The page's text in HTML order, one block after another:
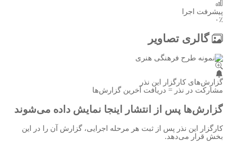
پیشرفت اجرا
۰٪
گالری تصاویر
گزارش‌های کارگزار این نذر
مشارکت در نذر = دریافت آخرین گزارش‌ها
گزارش‌ها پس از انتشار اینجا نمایش داده می‌شوند
کارگزار این نذر پس از ثبت هر مرحله اجرایی، گزارش آن را در این
بخش قرار می‌دهد.